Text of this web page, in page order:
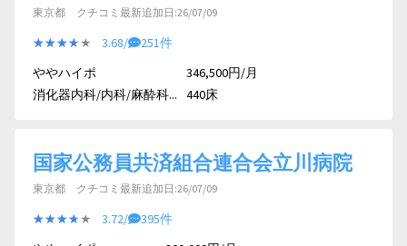
東京都 クチコミ最新追加日:26/07/09
★★★★★
★★★★★ 3.68/
251件
ややハイポ
消化器内科/内科/麻酔科...
346,500円/月
440床
国家公務員共済組合連合会立川病院
東京都 クチコミ最新追加日:26/07/09
★★★★★
★★★★★ 3.72/
395件